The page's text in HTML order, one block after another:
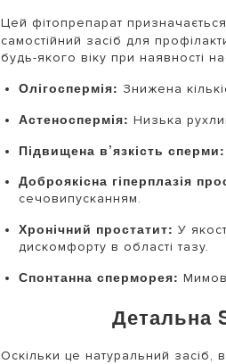
Цей фітопрепарат
самостійний засіб для
будь-якого віку при наявності
Олігоспермія: Знижена
Астеноспермія: Низька
Підвищена в’язкість сперми:
Доброякісна гіперплазія
сечовипусканням.
Хронічний простатит: У
дискомфорту в області тазу.
Спонтанна сперморея:
Детальна
Оскільки це натуральний засіб,